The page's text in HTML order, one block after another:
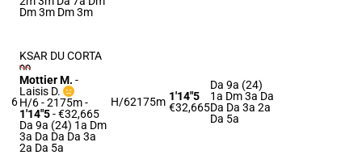
Dm 3m Dm 3m
6
KSAR DU CORTA
Mottier M. -
Laisis D.
H/6 - 2175m-
1'14"5- €32,665
Da 9a (24) 1a Dm
3a Da Da Da 3a
2a Da 5a
H/62175m 1'14"5
€32,665
Da 9a (24)
1a Dm 3a Da
Da Da 3a 2a
Da 5a